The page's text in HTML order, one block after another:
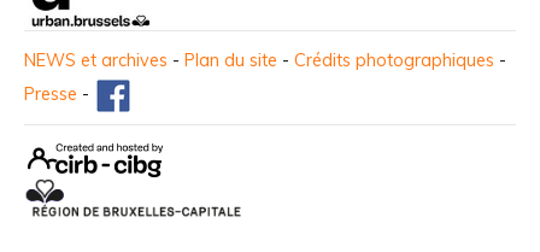
NEWS et archives - Plan du site - Crédits photographiques -
Presse -